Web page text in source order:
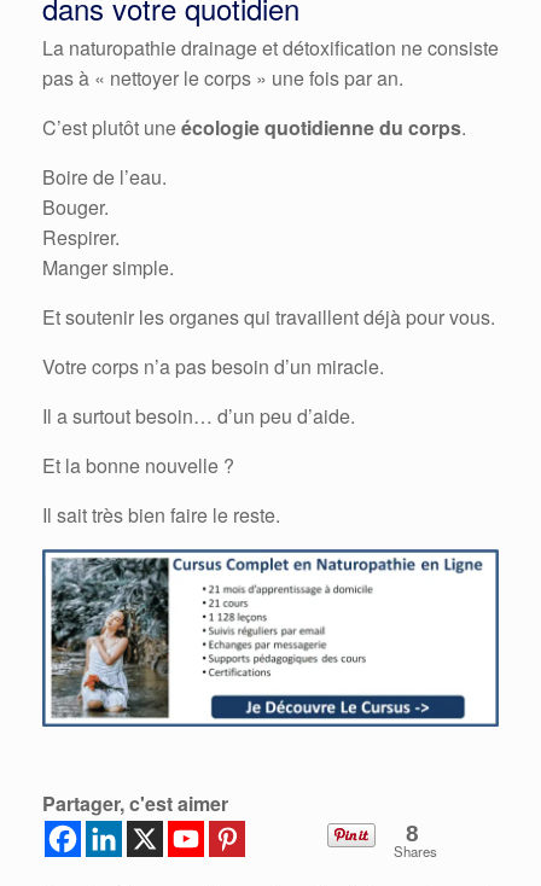
La naturopathie drainage et détoxification ne consiste
pas à « nettoyer le corps » une fois par an.
C’est plutôt uneécologie quotidienne du corps.
Boire de l’eau.
Bouger.
Respirer.
Manger simple.
Et soutenir les organes qui travaillent déjà pour vous.
Votre corps n’a pas besoin d’un miracle.
Il a surtout besoin… d’un peu d’aide.
Et la bonne nouvelle ?
Il sait très bien faire le reste.
Partager, c'est aimer
8
Shares